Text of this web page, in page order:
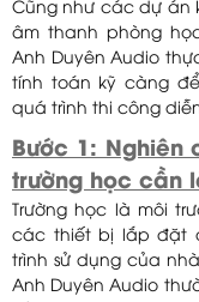
Cũng như các dự án
âm thanh phòng
Anh Duyên Audio
tính toán kỹ càng
quá trình thi công
Bước 1: Nghiên
trường học cần
Trường học là môi
các thiết bị lắp đặt
trình sử dụng của
Anh Duyên Audio